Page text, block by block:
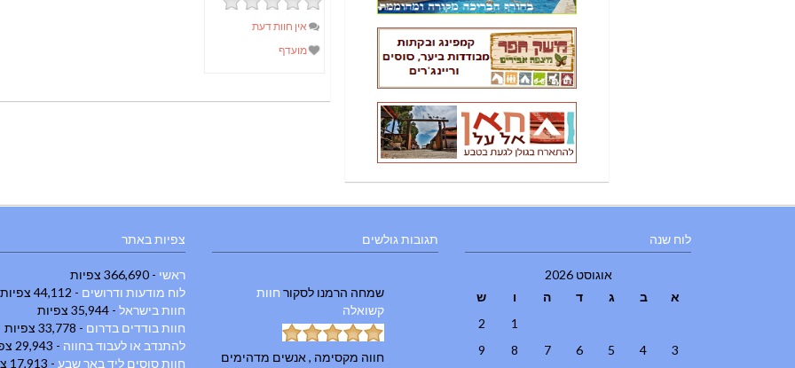
אין חוות דעת
מועדף
צפיות באתר
ראשי - 366,690 צפיות
לוח מודעות ודרושים - 44,112 צפיות
חוות בישראל - 35,944 צפיות
חוות בודדים בדרום - 33,778 צפיות
להתנדב או לעבוד בחווה - 29,943 צפיות
חוות סוסים ליד באר שבע - 17,913 צפיות
תגובות גולשים
שמחה הרמנו לסקור חוות
קשואלה
חווה מקסימה , אנשים מדהימים
לוח שנה
אוגוסט 2026
א
ב ג ד ה ו
ש
1
2
3
4
5
6
7
8
9